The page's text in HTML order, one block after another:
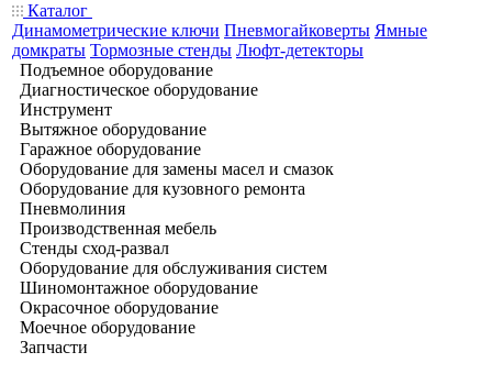
Каталог
Динамометрические ключи Пневмогайковерты Ямные
домкраты Тормозные стенды Люфт-детекторы
Подъемное оборудование
Диагностическое оборудование
Инструмент
Вытяжное оборудование
Гаражное оборудование
Оборудование для замены масел и смазок
Оборудование для кузовного ремонта
Пневмолиния
Производственная мебель
Стенды сход-развал
Оборудование для обслуживания систем
Шиномонтажное оборудование
Окрасочное оборудование
Моечное оборудование
Запчасти